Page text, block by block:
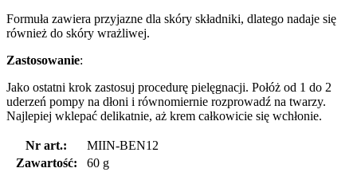
Formuła zawiera przyjazne dla skóry składniki, dlatego nadaje się
również do skóry wrażliwej.
Zastosowanie:
Jako ostatni krok zastosuj procedurę pielęgnacji. Połóż od 1 do 2
uderzeń pompy na dłoni i równomiernie rozprowadź na twarzy.
Najlepiej wklepać delikatnie, aż krem całkowicie się wchłonie.
Nr art.:
MIIN-BEN12
Zawartość:
60 g